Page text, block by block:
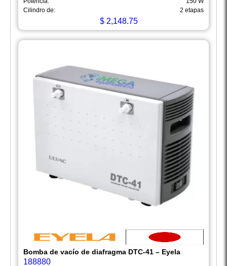
Cilindro de:
2 etapas
$2,148.75
Bomba de vacío de diafragma DTC-41 – Eyela
188880